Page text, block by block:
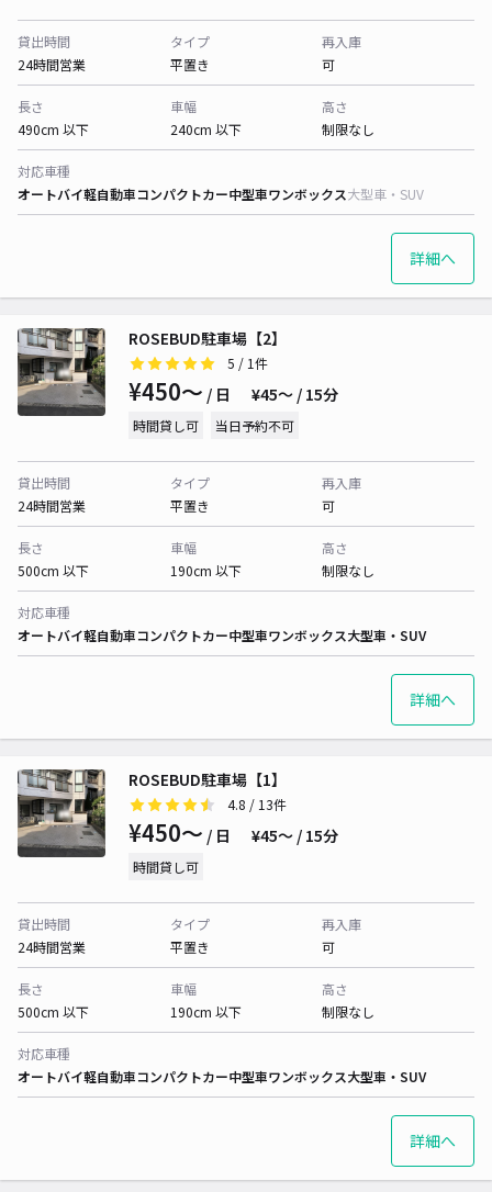
貸出時間
24時間営業
タイプ
平置き
再入庫
可
長さ
490cm 以下
車幅
240cm 以下
高さ
制限なし
対応車種
オートバイ軽自動車コンパクトカー中型車ワンボックス大型車・SUV
詳細へ
ROSEBUD駐車場【2】
5 / 1件
¥450〜 / 日 ¥45〜 / 15分
時間貸し可 当日予約不可
貸出時間
24時間営業
タイプ
平置き
再入庫
可
長さ
500cm 以下
車幅
190cm 以下
高さ
制限なし
対応車種
オートバイ軽自動車コンパクトカー中型車ワンボックス大型車・SUV
詳細へ
ROSEBUD駐車場【1】
4.8 / 13件
¥450〜 / 日 ¥45〜 / 15分
時間貸し可
貸出時間
24時間営業
タイプ
平置き
再入庫
可
長さ
500cm 以下
車幅
190cm 以下
高さ
制限なし
対応車種
オートバイ軽自動車コンパクトカー中型車ワンボックス大型車・SUV
詳細へ